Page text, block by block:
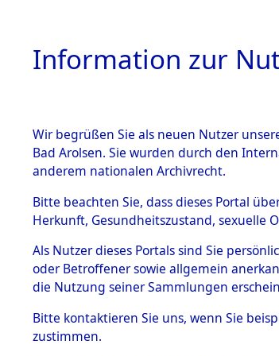
HOME
BESTÄNDE
Inhaftierungsdoku
mente
5. Verschiedenes
Todesmärsche
5.3.1 Alliierte
Information zur
Wir begrüßen Sie als neuen Nutzer
Bad Arolsen. Sie wurden durch den
anderem nationalen Archivrecht.
Bitte beachten Sie, dass dieses Portal
Herkunft, Gesundheitszustand, sexuelle
Als Nutzer dieses Portals sind Sie
oder Betroffener sowie allgemein
die Nutzung seiner Sammlungen
Bitte kontaktieren Sie uns, wenn Sie
zustimmen.